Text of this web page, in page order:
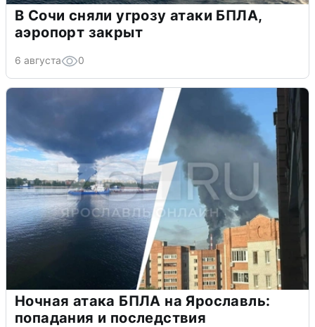
В Сочи сняли угрозу атаки БПЛА,
аэропорт закрыт
6 августа 0
Ночная атака БПЛА на Ярославль:
попадания и последствия